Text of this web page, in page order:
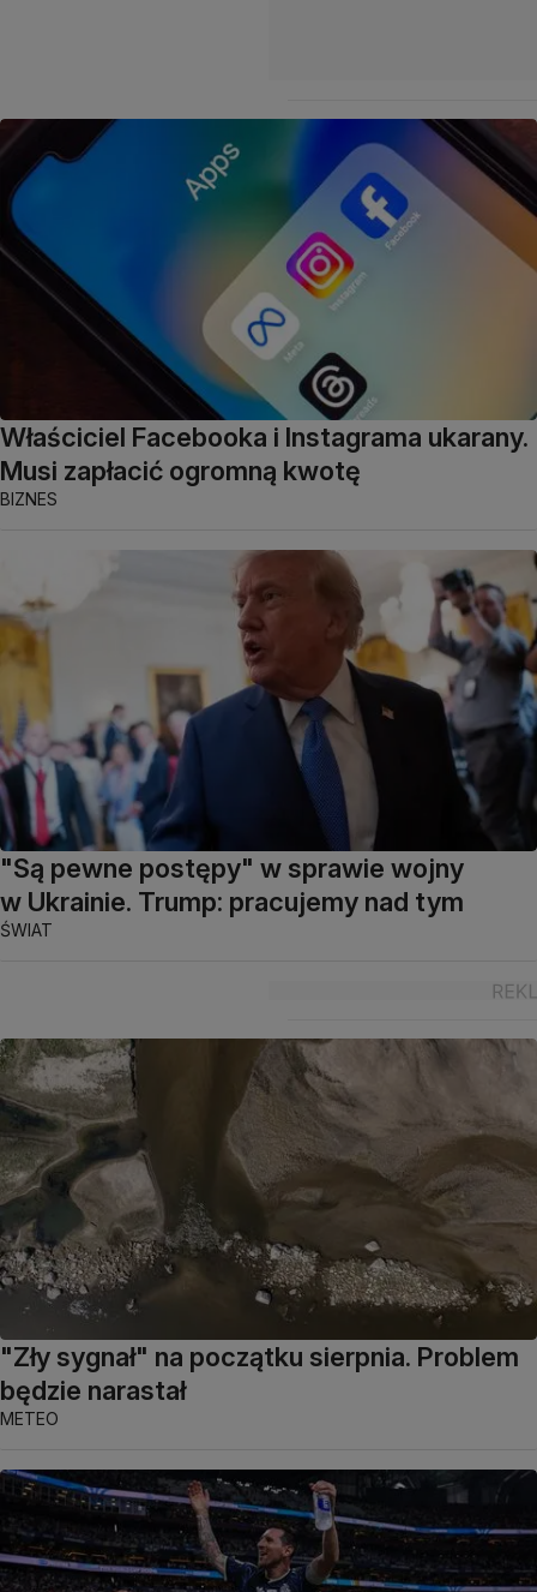
Właściciel Facebooka i Instagrama ukarany.
Musi zapłacić ogromną kwotę
BIZNES
"Są pewne postępy" w sprawie wojny
w Ukrainie. Trump: pracujemy nad tym
ŚWIAT
"Zły sygnał" na początku sierpnia. Problem
będzie narastał
METEO